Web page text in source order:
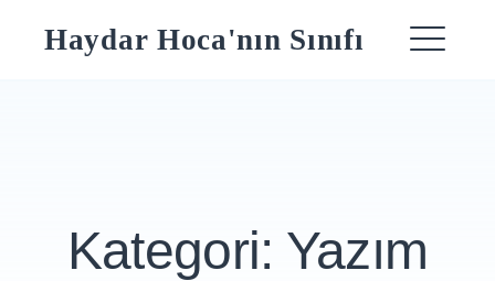
Haydar Hoca'nın Sınıfı
Kategori: Yazım